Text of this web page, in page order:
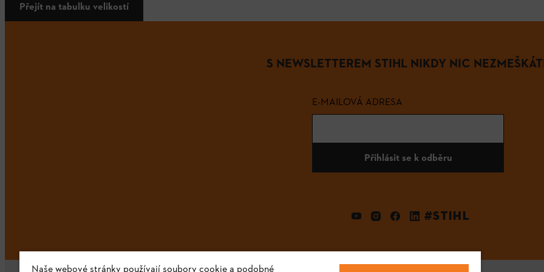
Přejít na tabulku velikostí
S NEWSLETTEREM STIHL NIKDY NIC
E-MAILOVÁ ADRESA
Přihlásit se k odběru
#STIHL